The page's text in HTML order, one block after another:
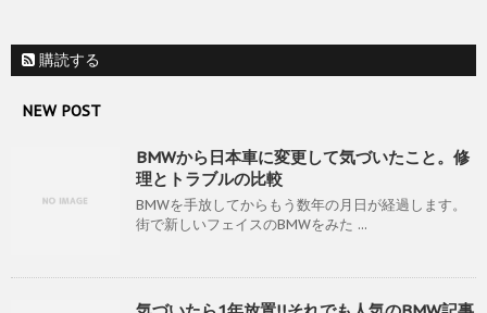
購読する
NEW POST
BMWから日本車に変更して気づいたこと。修
理とトラブルの比較
BMWを手放してからもう数年の月日が経過します。
街で新しいフェイスのBMWをみた ...